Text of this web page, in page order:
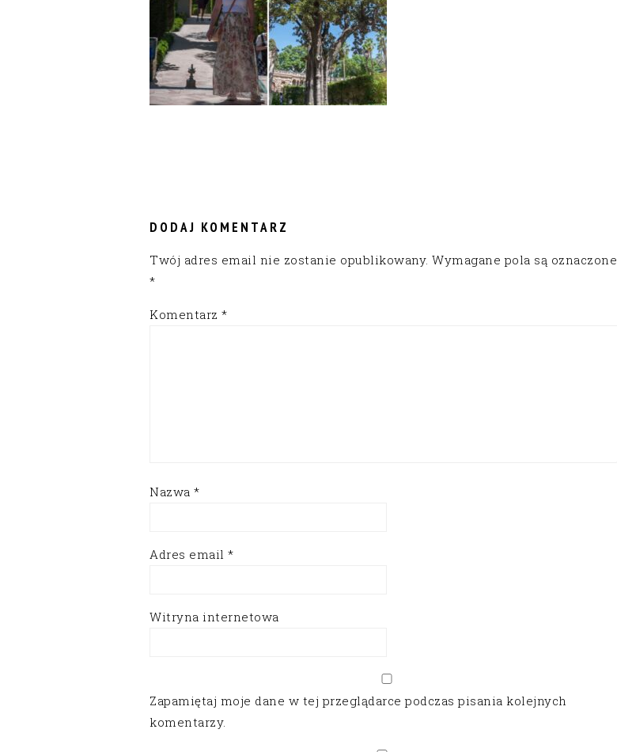
DODAJ KOMENTARZ
Twój adres email nie zostanie opublikowany. Wymagane pola są oznaczone
*
Komentarz *
Nazwa *
Adres email *
Witryna internetowa
Zapamiętaj moje dane w tej przeglądarce podczas pisania kolejnych
komentarzy.